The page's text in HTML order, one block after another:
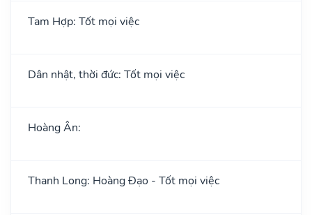
Tam Hợp: Tốt mọi việc
Dân nhật, thời đức: Tốt mọi việc
Hoàng Ân:
Thanh Long: Hoàng Đạo - Tốt mọi việc